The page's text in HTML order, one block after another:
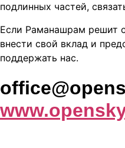
подлинных частей,
Если Раманашрам решит
внести свой вклад и
поддержать нас.